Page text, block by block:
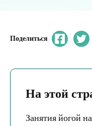
Поделиться
На этой
Занятия йогой